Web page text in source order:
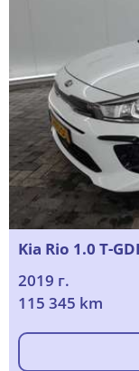
Kia Rio 1.0 T-
2019 г.
115 345 km